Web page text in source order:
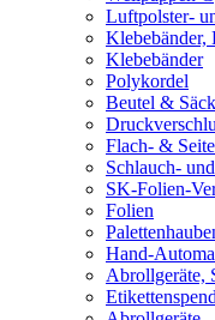
Luftpolster-
Klebebänder
Polykordel
Beutel &
Flach- &
Schlauch-
SK-Folien-
Folien
Hand-
Abrollgeräte,